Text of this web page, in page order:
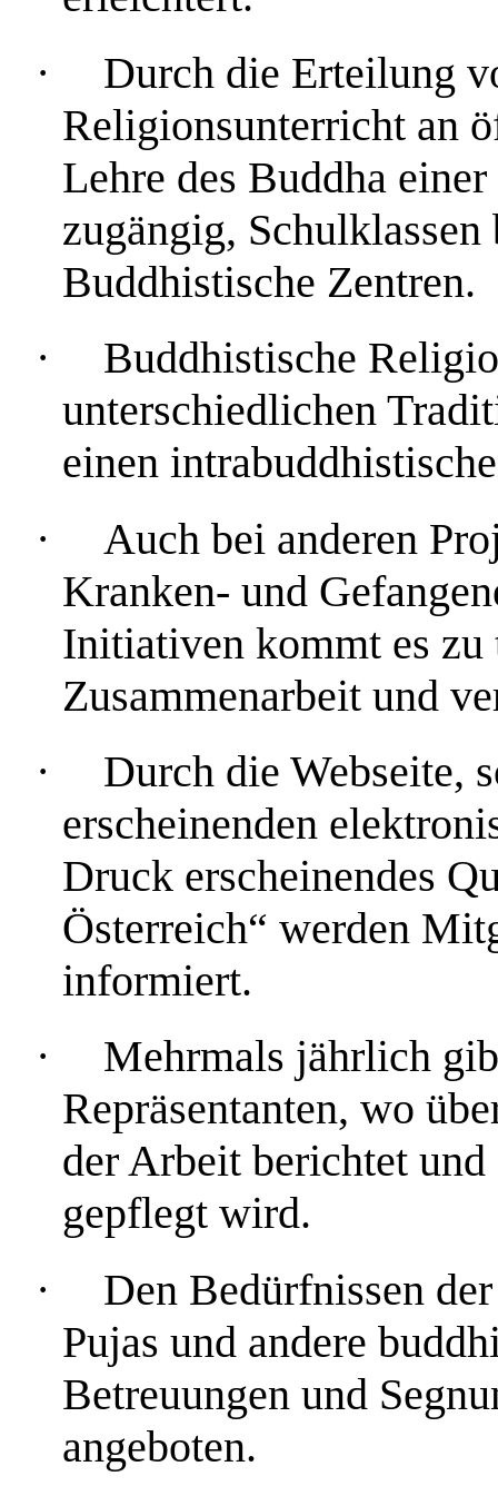
·
Durch die Erteilung
Religionsunterricht an
Lehre des Buddha
zugängig,
Buddhistische Zentren.
·
Buddhistische
unterschiedlichen
einen
·
Auch bei anderen
Kranken- und
Initiativen kommt es
Zusammenarbeit und
·
Durch die Webseite,
erscheinenden
Druck erscheinendes
Österreich“ werden
informiert.
·
Mehrmals jährlich
Repräsentanten, wo
der Arbeit berichtet
gepflegt wird.
·
Den Bedürfnissen
Pujas und andere
Betreuungen und
angeboten.